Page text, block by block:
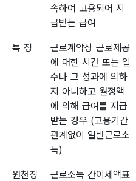
속하여 고용되어 지
급받는 급여
특 징
근로계약상 근로제공
에 대한 시간 또는 일
수나 그 성과에 의하
지 아니하고 월정액
에 의해 급여를 지급
받는 경우 (고용기간
관계없이 일반근로소
득)
원천징
근로소득 간이세액표